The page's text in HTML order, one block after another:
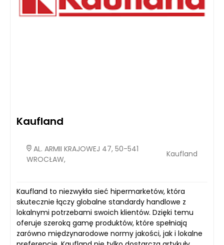
Kaufland
AL. ARMII KRAJOWEJ 47, 50-541
WROCŁAW,
Kaufland
Kaufland to niezwykła sieć hipermarketów, która
skutecznie łączy globalne standardy handlowe z
lokalnymi potrzebami swoich klientów. Dzięki temu
oferuje szeroką gamę produktów, które spełniają
zarówno międzynarodowe normy jakości, jak i lokalne